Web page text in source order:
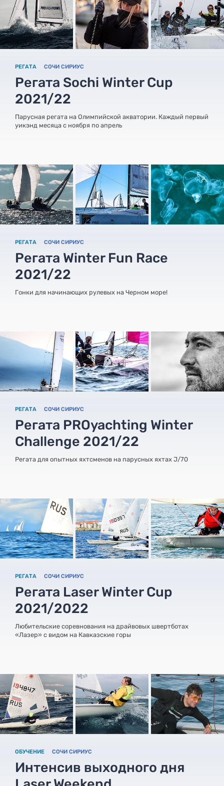
РЕГАТА СОЧИ СИРИУС
Регата Sochi Winter Cup
2021/22
Парусная регата на Олимпийской акватории. Каждый первый
уикэнд месяца с ноября по апрель
РЕГАТА СОЧИ СИРИУС
Регата Winter Fun Race
2021/22
Гонки для начинающих рулевых на Черном море!
РЕГАТА СОЧИ СИРИУС
Регата PROyachting Winter
Challenge 2021/22
Регата для опытных яхтсменов на парусных яхтах J/70
РЕГАТА СОЧИ СИРИУС
Регата Laser Winter Cup
2021/2022
Любительские соревнования на драйвовых швертботах
«Лазер» с видом на Кавказские горы
ОБУЧЕНИЕ СОЧИ СИРИУС
Интенсив выходного дня